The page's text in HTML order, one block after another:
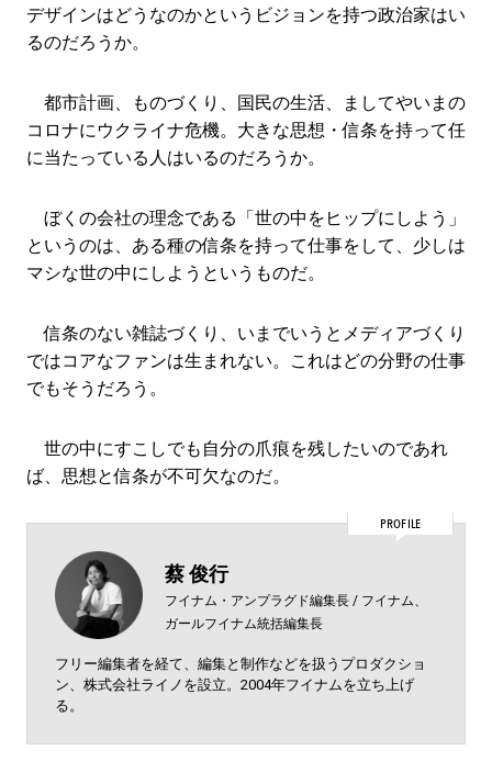
デザインはどうなのかというビジョンを持つ政治家はい
るのだろうか。
都市計画、ものづくり、国民の生活、ましてやいまの
コロナにウクライナ危機。大きな思想・信条を持って任
に当たっている人はいるのだろうか。
ぼくの会社の理念である「世の中をヒップにしよう」
というのは、ある種の信条を持って仕事をして、少しは
マシな世の中にしようというものだ。
信条のない雑誌づくり、いまでいうとメディアづくり
ではコアなファンは生まれない。これはどの分野の仕事
でもそうだろう。
世の中にすこしでも自分の爪痕を残したいのであれ
ば、思想と信条が不可欠なのだ。
PROFILE
蔡 俊行
フイナム・アンプラグド編集長 / フイナム、
ガールフイナム統括編集長
フリー編集者を経て、編集と制作などを扱うプロダクショ
ン、株式会社ライノを設立。2004年フイナムを立ち上げ
る。